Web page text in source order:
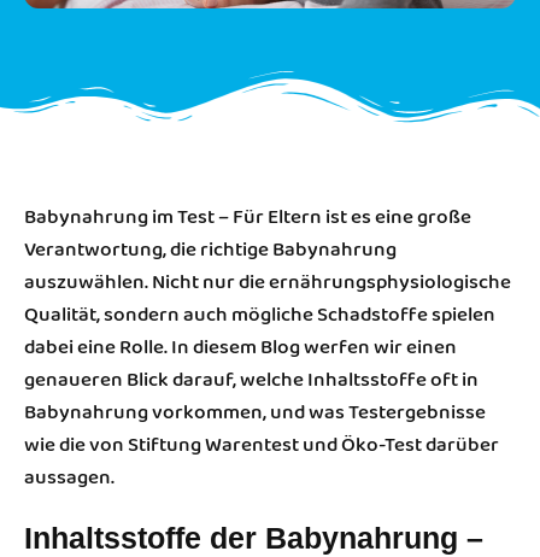
Babynahrung im Test – Für Eltern ist es eine große
Verantwortung, die richtige Babynahrung
auszuwählen. Nicht nur die ernährungsphysiologische
Qualität, sondern auch mögliche Schadstoffe spielen
dabei eine Rolle. In diesem Blog werfen wir einen
genaueren Blick darauf, welche Inhaltsstoffe oft in
Babynahrung vorkommen, und was Testergebnisse
wie die von Stiftung Warentest und Öko-Test darüber
aussagen.
Inhaltsstoffe der Babynahrung –